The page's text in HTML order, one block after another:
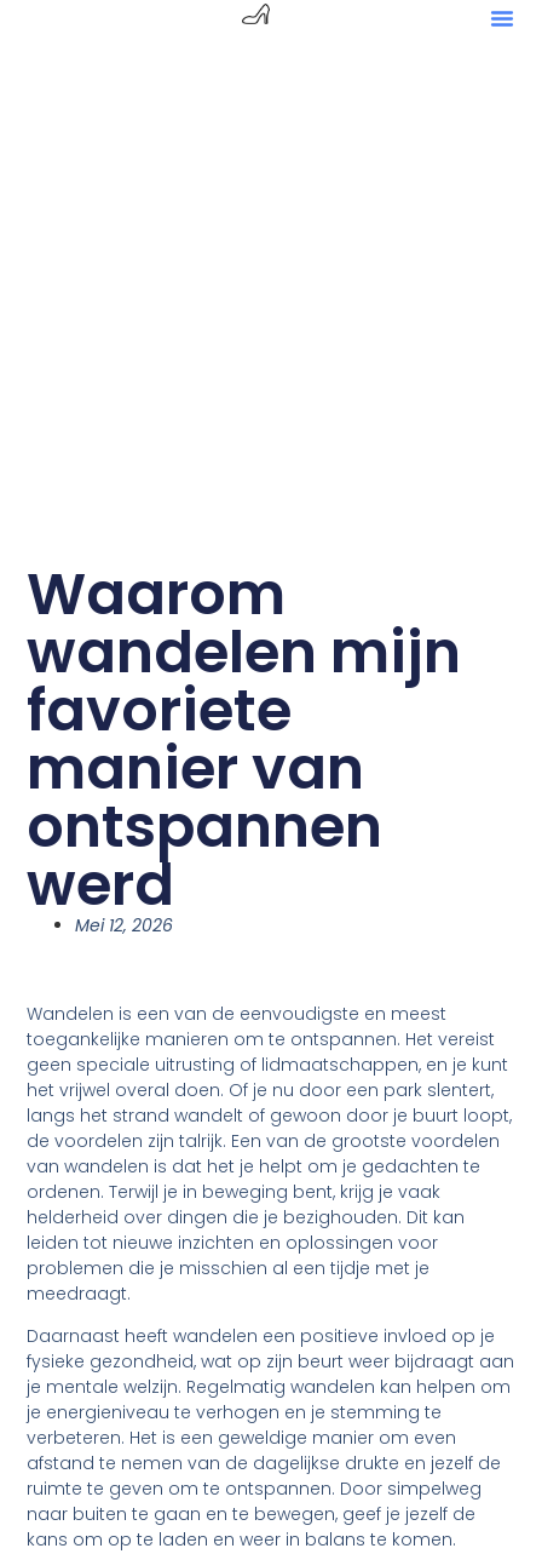
Waarom
wandelen mijn
favoriete
manier van
ontspannen
werd
Mei 12, 2026
Wandelen is een van de eenvoudigste en meest
toegankelijke manieren om te ontspannen. Het vereist
geen speciale uitrusting of lidmaatschappen, en je kunt
het vrijwel overal doen. Of je nu door een park slentert,
langs het strand wandelt of gewoon door je buurt loopt,
de voordelen zijn talrijk. Een van de grootste voordelen
van wandelen is dat het je helpt om je gedachten te
ordenen. Terwijl je in beweging bent, krijg je vaak
helderheid over dingen die je bezighouden. Dit kan
leiden tot nieuwe inzichten en oplossingen voor
problemen die je misschien al een tijdje met je
meedraagt.
Daarnaast heeft wandelen een positieve invloed op je
fysieke gezondheid, wat op zijn beurt weer bijdraagt aan
je mentale welzijn. Regelmatig wandelen kan helpen om
je energieniveau te verhogen en je stemming te
verbeteren. Het is een geweldige manier om even
afstand te nemen van de dagelijkse drukte en jezelf de
ruimte te geven om te ontspannen. Door simpelweg
naar buiten te gaan en te bewegen, geef je jezelf de
kans om op te laden en weer in balans te komen.